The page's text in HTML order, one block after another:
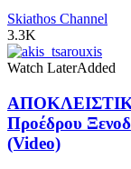
Skiathos Channel
3.3K
Watch LaterAdded
Προέδρου
(Video)